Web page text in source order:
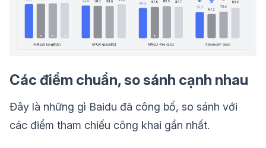
Các điểm chuẩn, so sánh cạnh nhau
Đây là những gì Baidu đã công bố, so sánh với
các điểm tham chiếu công khai gần nhất.